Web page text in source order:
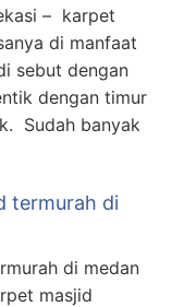
– karpet
di manfaat
sebut dengan
dengan timur
Sudah banyak
termurah di
di medan
masjid